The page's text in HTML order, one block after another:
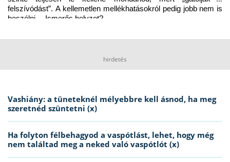
felszívódást”. A kellemetlen mellékhatásokról pedig jobb nem is
beszélni… Ismerős helyzet?
hirdetés
Vashiány: a tüneteknél mélyebbre kell ásnod, ha meg
szeretnéd szüntetni (x)
Ha folyton félbehagyod a vaspótlást, lehet, hogy még
nem találtad meg a neked való vaspótlót (x)